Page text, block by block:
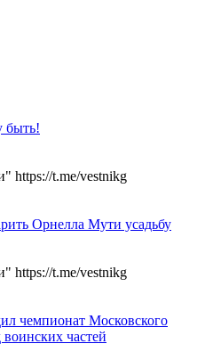
быть!
https://t.me/vestnikg
Орнелла Мути усадьбу
https://t.me/vestnikg
чемпионат Московского
частей